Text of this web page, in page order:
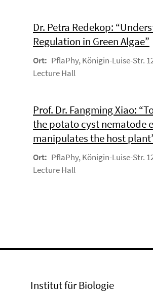
Dr. Petra Redekop:
Regulation in Green Algae”
Ort: PflaPhy, Königin-Luise-Str.
Lecture Hall
Prof. Dr. Fangming Xiao:
the potato cyst nematode
manipulates the host
Ort: PflaPhy, Königin-Luise-Str.
Lecture Hall
Institut für Biologie